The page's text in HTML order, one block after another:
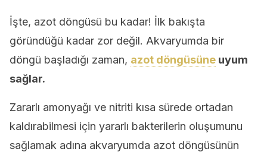
İşte, azot döngüsü bu kadar! İlk bakışta
göründüğü kadar zor değil. Akvaryumda bir
döngü başladığı zaman, azot döngüsüne uyum
sağlar.
Zararlı amonyağı ve nitriti kısa sürede ortadan
kaldırabilmesi için yararlı bakterilerin oluşumunu
sağlamak adına akvaryumda azot döngüsünün